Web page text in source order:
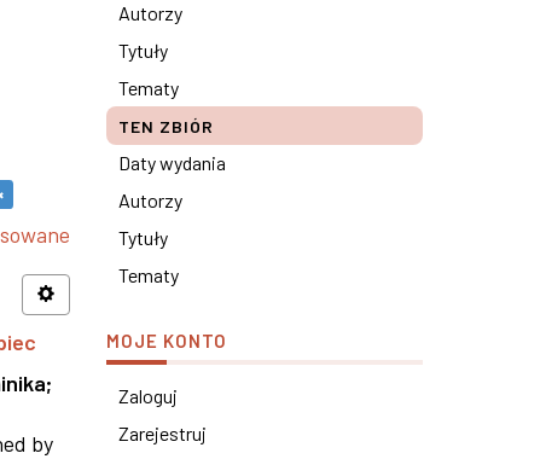
;
by
Autorzy
Tytuły
Tematy
TEN ZBIÓR
Daty wydania
Autorzy
Tytuły
Tematy
MOJE KONTO
Zaloguj
Zarejestruj